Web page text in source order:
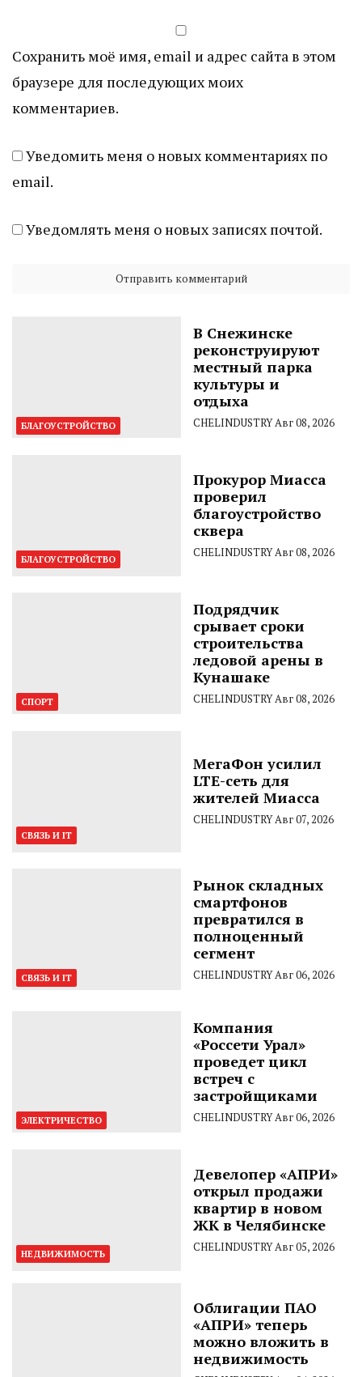
Сохранить моё имя, email и адрес сайта в этом
браузере для последующих моих
комментариев.
Уведомить меня о новых комментариях по
email.
Уведомлять меня о новых записях почтой.
БЛАГОУСТРОЙСТВО
В Снежинске
реконструируют
местный парка
культуры и
отдыха
CHELINDUSTRYАвг 08, 2026
БЛАГОУСТРОЙСТВО
Прокурор Миасса
проверил
благоустройство
сквера
CHELINDUSTRYАвг 08, 2026
СПОРТ
Подрядчик
срывает сроки
строительства
ледовой арены в
Кунашаке
CHELINDUSTRYАвг 08, 2026
СВЯЗЬ И IT
МегаФон усилил
LTE-сеть для
жителей Миасса
CHELINDUSTRYАвг 07, 2026
СВЯЗЬ И IT
Рынок складных
смартфонов
превратился в
полноценный
сегмент
CHELINDUSTRYАвг 06, 2026
ЭЛЕКТРИЧЕСТВО
Компания
«Россети Урал»
проведет цикл
встреч с
застройщиками
CHELINDUSTRYАвг 06, 2026
НЕДВИЖИМОСТЬ
Девелопер «АПРИ»
открыл продажи
квартир в новом
ЖК в Челябинске
CHELINDUSTRYАвг 05, 2026
Облигации ПАО
«АПРИ» теперь
можно вложить в
недвижимость